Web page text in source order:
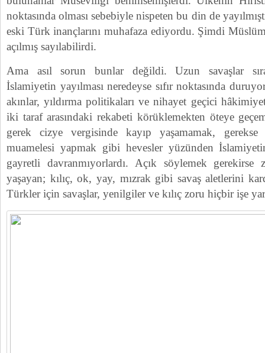
noktasında olması sebebiyle nispeten bu din de
eski Türk inançlarını muhafaza ediyordu. Şimdi
açılmış sayılabilirdi.
Ama asıl sorun bunlar değildi. Uzun savaşlar
İslamiyetin yayılması neredeyse sıfır noktasında
akınlar, yıldırma politikaları ve nihayet geçici
iki taraf arasındaki rekabeti körüklemekten öteye
gerek cizye vergisinde kayıp yaşamamak,
muamelesi yapmak gibi hevesler yüzünden
gayretli davranmıyorlardı. Açık söylemek
yaşayan; kılıç, ok, yay, mızrak gibi savaş aletlerini
Türkler için savaşlar, yenilgiler ve kılıç zoru hiçbir işe